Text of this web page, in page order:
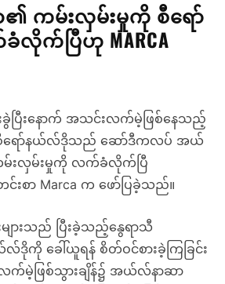
ကမ်းလှမ်းမှုကို စီရော်
က်ပြီဟု MARCA
ပြီးနောက် အသင်းလက်မဲ့ဖြစ်နေသည့်
ရော်နယ်လ်ဒိုသည် ဆော်ဒီကလပ် အယ်
းလှမ်းမှုကို လက်ခံလိုက်ပြီ
င်းစာ Marca က ဖော်ပြခဲ့သည်။
ားသည် ပြီးခဲ့သည့်နွေရာသီ
ကို ခေါ်ယူရန် စိတ်ဝင်စားခဲ့ကြခြင်း
လက်မဲ့ဖြစ်သွားချိန်၌ အယ်လ်နာဆာ